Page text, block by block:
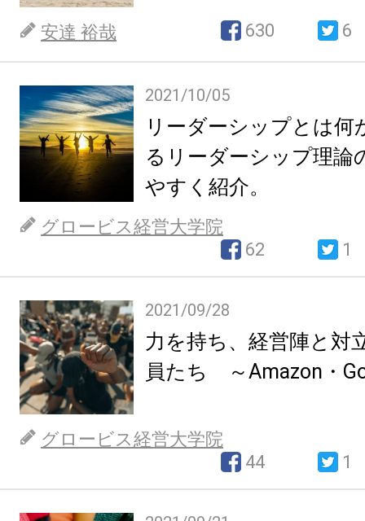
安達 裕哉 630 6
2021/10/05
リーダーシップとは
るリーダーシップ理論
やすく紹介。
グロービス経営大学院
62
1
2021/09/28
力を持ち、経営陣と対
員たち ～Amazon・
グロービス経営大学院
44
1